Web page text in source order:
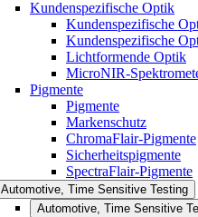
Kundenspezifische Optik
Kundenspezifische
Kundenspezifische
Lichtformende Optik
MicroNIR-
Pigmente
Pigmente
Markenschutz
ChromaFlair-Pigmente
Sicherheitspigmente
SpectraFlair-Pigmente
Automotive, Time Sensitive Testing
Automotive, Time Sensitive